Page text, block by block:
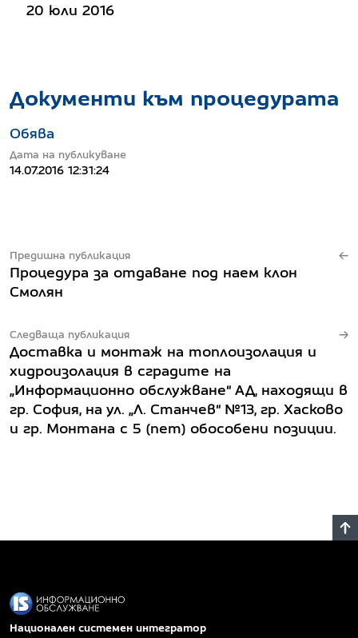
20 юли 2016
Предишна публикация
Процедура за отдаване под наем клон
Смолян
Следваща публикация
Доставка и монтаж на топлоизолация и
хидроизолация в сградите на
„Информационно обслужване“ АД, находящи в
гр. София, на ул. „Л. Станчев“ №13, гр. Хасково
и гр. Монтана с 5 (пет) обособени позиции.
Документи към процедурата
Обява
Дата на публикуване
14.07.2016 12:31:24
Национален системен интегратор